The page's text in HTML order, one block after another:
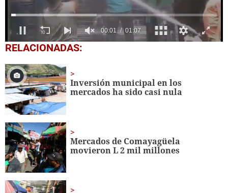
0
seconds
1
minute,
7
seconds
RELACIONADAS:
Inversión municipal en los
mercados ha sido casi nula
Mercados de Comayagüela
movieron L 2 mil millones